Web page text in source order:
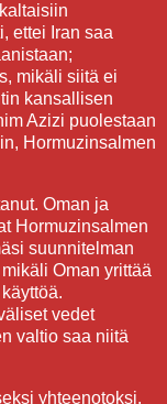
ettei Iran saa
mikäli siitä ei
kansallisen
Azizi puolestaan
Hormuzinsalmen
Oman ja
Hormuzinsalmen
suunnitelman
Oman yrittää
vedet
valtio saa niitä
yhteenotoksi.